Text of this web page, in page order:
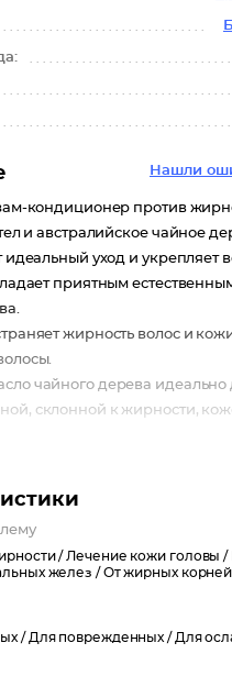
Нашли
кондиционер против
и австралийское чайное
идеальный уход и укрепляет
приятным
жирность волос и
чайного дерева идеально
склонной к жирности,
/ Лечение кожи головы /
желез /От жирных корней
/ Для поврежденных / Для